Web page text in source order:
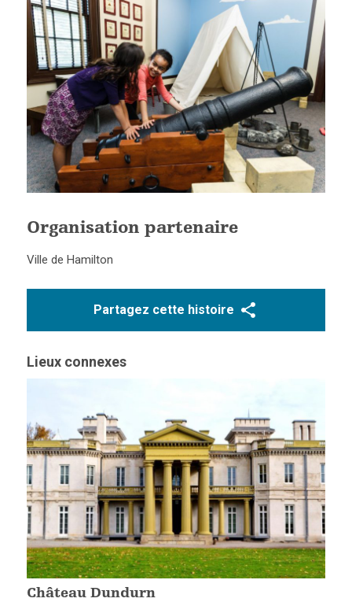
Organisation partenaire
Ville de Hamilton
Partagez cette histoire
Lieux connexes
Château Dundurn